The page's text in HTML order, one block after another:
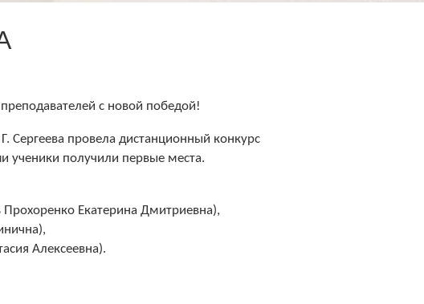
с новой победой!
Сергеева провела дистанционный конкурс
ученики получили первые места.
Екатерина Дмитриевна),
Алексеевна).